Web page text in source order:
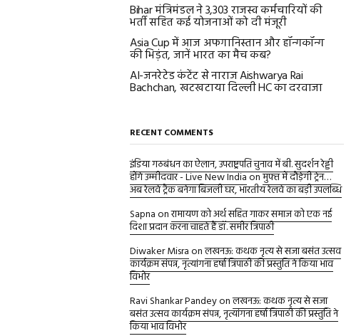
Bihar मंत्रिमंडल ने 3,303 राजस्व कर्मचारियों की
भर्ती सहित कई योजनाओं को दी मंजूरी
Asia Cup में आज अफगानिस्तान और हॉन्गकॉन्ग
की भिड़ंत, जानें भारत का मैच कब?
AI-जनरेटेड कंटेंट से नाराज Aishwarya Rai
Bachchan, खटखटाया दिल्ली HC का दरवाजा
RECENT COMMENTS
इंडिया गठबंधन का ऐलान, उपराष्ट्रपति चुनाव में बी. सुदर्शन रेड्डी
होंगे उम्मीदवार - Live New Indiaonमुफ्त में दौड़ेगी ट्रेन…
अब रेलवे ट्रैक बनेगा बिजली घर, भारतीय रेलवे का बड़ी उपलब्धि
Sapnaonरामायण को अर्थ सहित गाकर समाज को एक नई
दिशा प्रदान करना चाहते हैं डॉ. समीर त्रिपाठी
Diwaker Misraonलखनऊ: कथक नृत्य से सजा बसंत उत्सव
कार्यक्रम संपन्न, नृत्यांगना हर्षा त्रिपाठी की प्रस्तुति ने किया भाव
विभोर
Ravi Shankar Pandeyonलखनऊ: कथक नृत्य से सजा
बसंत उत्सव कार्यक्रम संपन्न, नृत्यांगना हर्षा त्रिपाठी की प्रस्तुति ने
किया भाव विभोर